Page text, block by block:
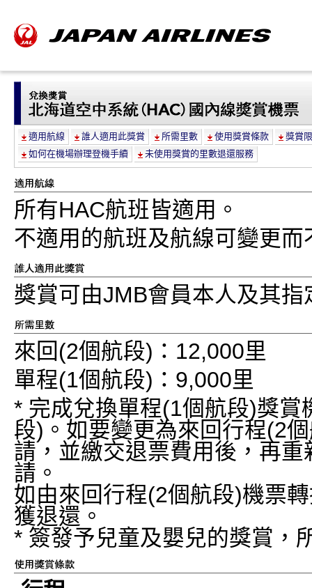
適用航線 誰人適用此獎賞 所需里數 使用獎賞條款
獎賞
如何在機場辦理登機手續
未使用獎賞的里數退還服務
所有HAC航班皆適用。
不適用的航班及航線可變更
獎賞可由JMB會員本人及其
來回(2個航段)：12,000里
單程(1個航段)：9,000里
* 完成兌換單程(1個航段)獎
段)。如要變更為來回行程(2
請，並繳交退票費用後，再
請。
如由來回行程(2個航段)機票
獲退還。
* 簽發予兒童及嬰兒的獎賞，